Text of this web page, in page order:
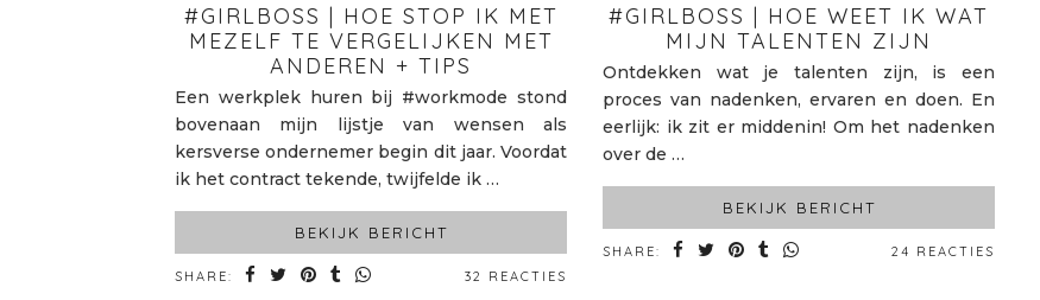
#GIRLBOSS | HOE STOP IK MET
MEZELF TE VERGELIJKEN MET
ANDEREN + TIPS
Een werkplek huren bij #workmode stond
bovenaan mijn lijstje van wensen als
kersverse ondernemer begin dit jaar. Voordat
ik het contract tekende, twijfelde ik …
BEKIJK BERICHT
SHARE: 32 REACTIES
#GIRLBOSS | HOE WEET IK WAT
MIJN TALENTEN ZIJN
Ontdekken wat je talenten zijn, is een
proces van nadenken, ervaren en doen. En
eerlijk: ik zit er middenin! Om het nadenken
over de …
BEKIJK BERICHT
SHARE: 24 REACTIES